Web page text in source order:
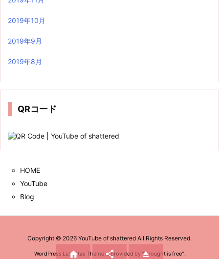
2019年10月
2019年9月
2019年8月
QRコード
HOME
YouTube
Blog
Copyright © 2026 YouTube of shattered All Rights Reserved.
WordPress Luxeritas Theme is provided by "Thought is free".
  